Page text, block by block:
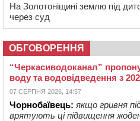
На Золотоніщині землю під
через суд
ОБГОВОРЕННЯ
“Черкасиводоканал”
воду та водовідведення з
07 СЕРПНЯ 2026, 14:57
Чорнобаївець: якщо гривня
врятують ці підвищення